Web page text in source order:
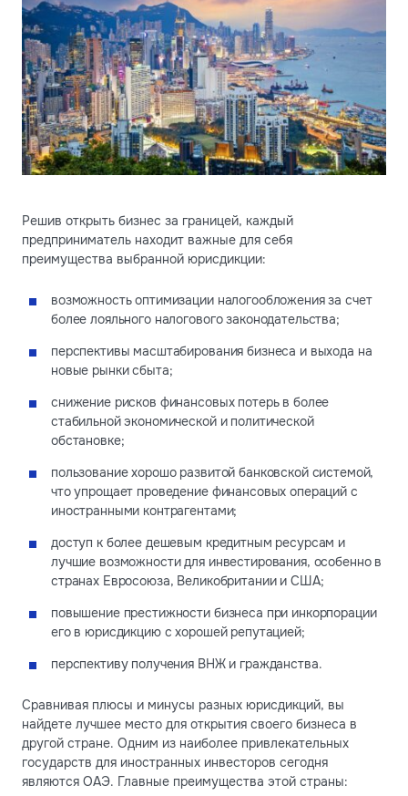
Решив открыть бизнес за границей, каждый
предприниматель находит важные для себя
преимущества выбранной юрисдикции:
возможность оптимизации налогообложения за счет
более лояльного налогового законодательства;
перспективы масштабирования бизнеса и выхода на
новые рынки сбыта;
снижение рисков финансовых потерь в более
стабильной экономической и политической
обстановке;
пользование хорошо развитой банковской системой,
что упрощает проведение финансовых операций с
иностранными контрагентами;
доступ к более дешевым кредитным ресурсам и
лучшие возможности для инвестирования, особенно в
странах Евросоюза, Великобритании и США;
повышение престижности бизнеса при инкорпорации
его в юрисдикцию с хорошей репутацией;
перспективу получения ВНЖ и гражданства.
Сравнивая плюсы и минусы разных юрисдикций, вы
найдете лучшее место для открытия своего бизнеса в
другой стране. Одним из наиболее привлекательных
государств для иностранных инвесторов сегодня
являются ОАЭ. Главные преимущества этой страны: